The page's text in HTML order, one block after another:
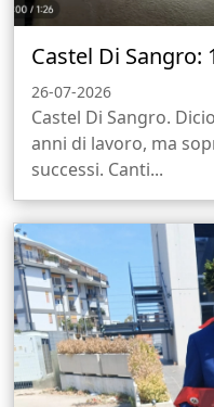
Castel Di Sangro:
26-07-2026
Castel Di Sangro.
anni di lavoro, ma
successi. Canti...